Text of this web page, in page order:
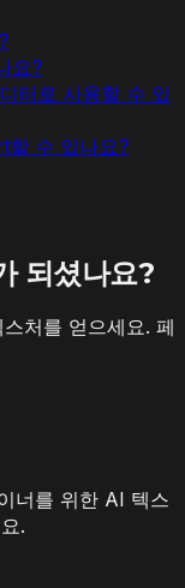
요?
터로 사용할 수 있
수 있나요?
되셨나요?
처를 얻으세요. 페
너를 위한 AI 텍스
.